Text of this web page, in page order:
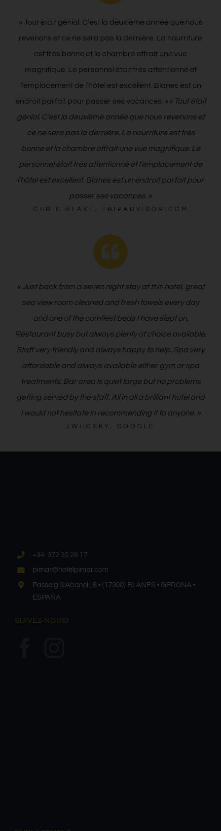
« Tout était génial. C’est la deuxième année que nous
revenons et ce ne sera pas la dernière. La nourriture
est très bonne et la chambre offrait une vue
magnifique. Le personnel était très attentionné et
l’emplacement de l’hôtel est excellent. Blanes est un
endroit parfait pour passer ses vacances. »« Tout était
génial. C’est la deuxième année que nous revenons et
ce ne sera pas la dernière. La nourriture est très
bonne et la chambre offrait une vue magnifique. Le
personnel était très attentionné et l’emplacement de
l’hôtel est excellent. Blanes est un endroit parfait pour
passer ses vacances. »
« Just back from a seven night stay at this hotel, great
sea view room cleaned and fresh towels every day
and one of the comfiest beds I have slept on.
Restaurant busy but always plenty of choice available.
Staff very friendly and always happy to help. Spa very
affordable and always available either gym or spa
treatments. Bar area is quiet large but no problems
getting served by the staff. All in all a brilliant hotel and
I would not hesitate in recommending it to anyone. »
+34 972 35 28 17
pimar@hotelpimar.com